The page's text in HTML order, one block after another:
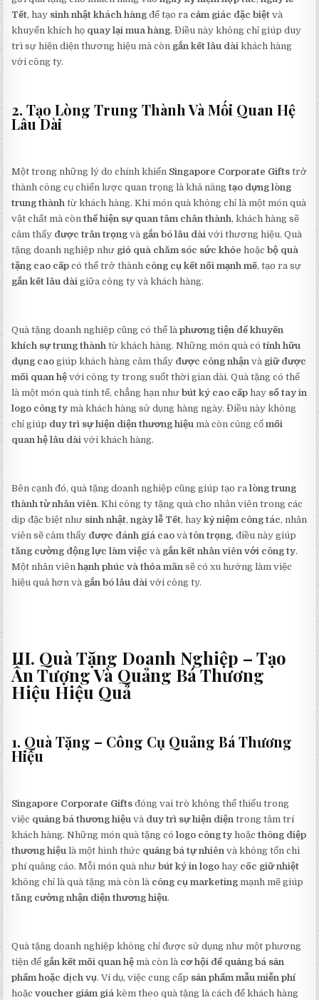
Tết, hay sinh nhật khách hàng để tạo ra cảm giác đặc biệt và
khuyến khích họ quay lại mua hàng. Điều này không chỉ giúp duy
trì sự hiện diện thương hiệu mà còn gắn kết lâu dài khách hàng
với công ty.
2. Tạo Lòng Trung Thành Và Mối Quan Hệ
Lâu Dài
Một trong những lý do chính khiến Singapore Corporate Gifts trở
thành công cụ chiến lược quan trọng là khả năngtạo dựng lòng
trung thành từ khách hàng. Khi món quà không chỉ là một món quà
vật chất mà cònthể hiện sự quan tâm chân thành, khách hàng sẽ
cảm thấy được trân trọng và gắn bó lâu dài với thương hiệu. Quà
tặng doanh nghiệp như giỏ quà chăm sóc sức khỏe hoặcbộ quà
tặng cao cấp có thể trở thành công cụ kết nối mạnh mẽ, tạo ra sự
gắn kết lâu dài giữa công ty và khách hàng.
Quà tặng doanh nghiệp cũng có thể làphương tiện để khuyến
khích sự trung thành từ khách hàng. Những món quà cótính hữu
dụng cao giúp khách hàng cảm thấy được công nhận và giữ được
mối quan hệ với công ty trong suốt thời gian dài. Quà tặng có thể
là một món quà tinh tế, chẳng hạn nhưbút ký cao cấp hay sổ tay in
logo công ty mà khách hàng sử dụng hàng ngày. Điều này không
chỉ giúp duy trì sự hiện diện thương hiệu mà còn củng cốmối
quan hệ lâu dài với khách hàng.
Bên cạnh đó, quà tặng doanh nghiệp cũng giúp tạo ralòng trung
thành từ nhân viên. Khi công ty tặng quà cho nhân viên trong các
dịp đặc biệt như sinh nhật,ngày lễ Tết, haykỷ niệm công tác, nhân
viên sẽ cảm thấy được đánh giá cao vàtôn trọng, điều này giúp
tăng cường động lực làm việc và gắn kết nhân viên với công ty.
Một nhân viênhạnh phúc và thỏa mãn sẽ có xu hướng làm việc
hiệu quả hơn và gắn bó lâu dài với công ty.
III. Quà Tặng Doanh Nghiệp – Tạo
Ấn Tượng Và Quảng Bá Thương
Hiệu Hiệu Quả
1. Quà Tặng – Công Cụ Quảng Bá Thương
Hiệu
Singapore Corporate Gifts đóng vai trò không thể thiếu trong
việc quảng bá thương hiệu và duy trì sự hiện diện trong tâm trí
khách hàng. Những món quà tặng cólogo công ty hoặcthông điệp
thương hiệu là một hình thức quảng bá tự nhiên và không tốn chi
phí quảng cáo. Mỗi món quà nhưbút ký in logo hay cốc giữ nhiệt
không chỉ là quà tặng mà còn là công cụ marketing mạnh mẽ giúp
tăng cường nhận diện thương hiệu.
Quà tặng doanh nghiệp không chỉ được sử dụng như một phương
tiện để gắn kết mối quan hệ mà còn là cơ hội để quảng bá sản
phẩm hoặc dịch vụ. Ví dụ, việc cung cấp sản phẩm mẫu miễn phí
hoặcvoucher giảm giá kèm theo quà tặng là cách để khách hàng